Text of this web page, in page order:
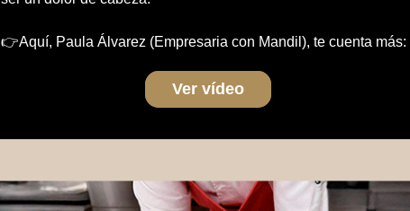
👉Aquí, Paula Álvarez (Empresaria con Mandil), te cuenta más:
Ver vídeo